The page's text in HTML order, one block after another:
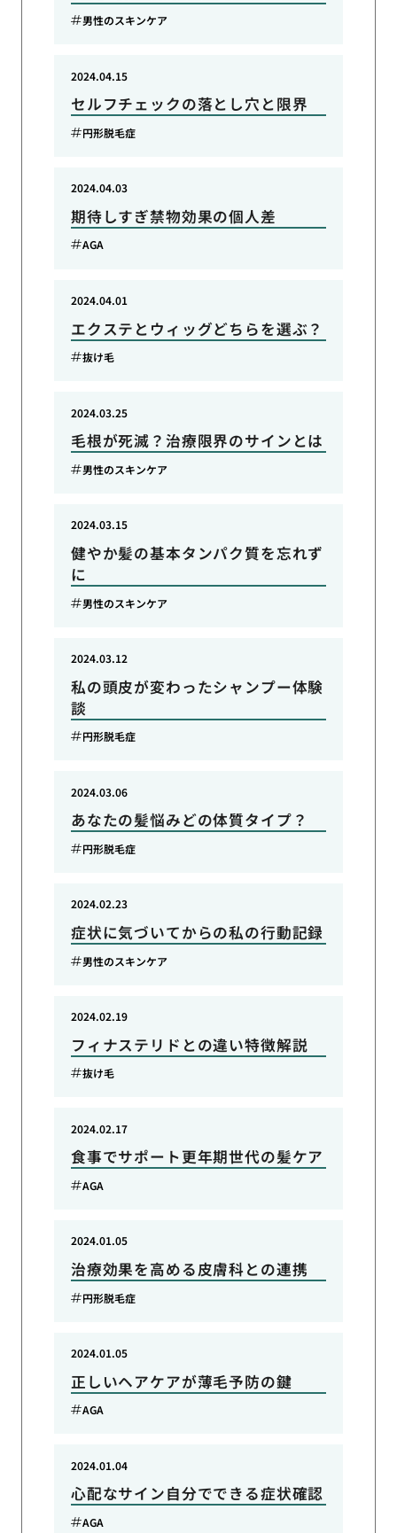
男性のスキンケア
セルフチェックの落とし穴と限界
2024.04.15
円形脱毛症
期待しすぎ禁物効果の個人差
2024.04.03
AGA
エクステとウィッグどちらを選ぶ？
2024.04.01
抜け毛
毛根が死滅？治療限界のサインとは
2024.03.25
男性のスキンケア
健やか髪の基本タンパク質を忘れず
に
2024.03.15
男性のスキンケア
私の頭皮が変わったシャンプー体験
談
2024.03.12
円形脱毛症
あなたの髪悩みどの体質タイプ？
2024.03.06
円形脱毛症
症状に気づいてからの私の行動記録
2024.02.23
男性のスキンケア
フィナステリドとの違い特徴解説
2024.02.19
抜け毛
食事でサポート更年期世代の髪ケア
2024.02.17
AGA
治療効果を高める皮膚科との連携
2024.01.05
円形脱毛症
正しいヘアケアが薄毛予防の鍵
2024.01.05
AGA
心配なサイン自分でできる症状確認
2024.01.04
AGA